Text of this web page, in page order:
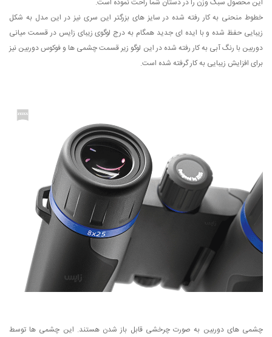
این محصول سبک وزن را در دستان شما راحت نموده است.
خطوط منحنی به کار رفته شده در سایز های بزرگتر این سری نیز در این مدل به شکل
زیبایی حفظ شده و با ایده ای جدید همگام به درج لوگوی زیبای زایس در قسمت میانی
دوربین با رنگ آبی به کار رفته شده در این لوگو زیر قسمت چشمی ها و فوکوس دوربین نیز
برای افزایش زیبایی به کار گرفته شده است.
چشمی های دوربین به صورت چرخشی قابل باز شدن هستند. این چشمی ها توسط